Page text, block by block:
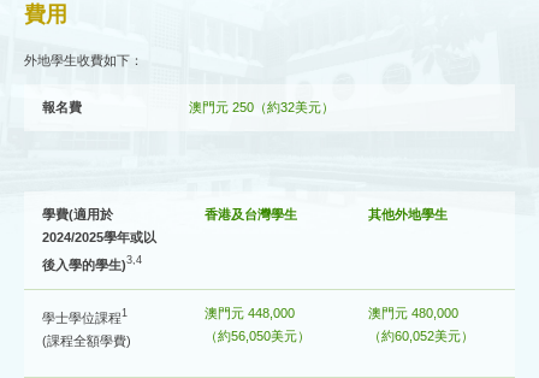
費用
外地學生收費如下：
報名費 澳門元 250（約32美元）
學費(適用於
2024/2025學年或以
後入學的學生)3,4
香港及台灣學生 其他外地學生
學士學位課程 1
(課程全額學費)
澳門元 448,000
（約56 ,050美元）
澳門元 480,000
（約60,052美元）